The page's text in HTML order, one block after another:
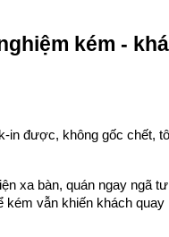
kém -
được, không gốc chết,
xa bàn, quán ngay
kém vẫn khiến khách quay